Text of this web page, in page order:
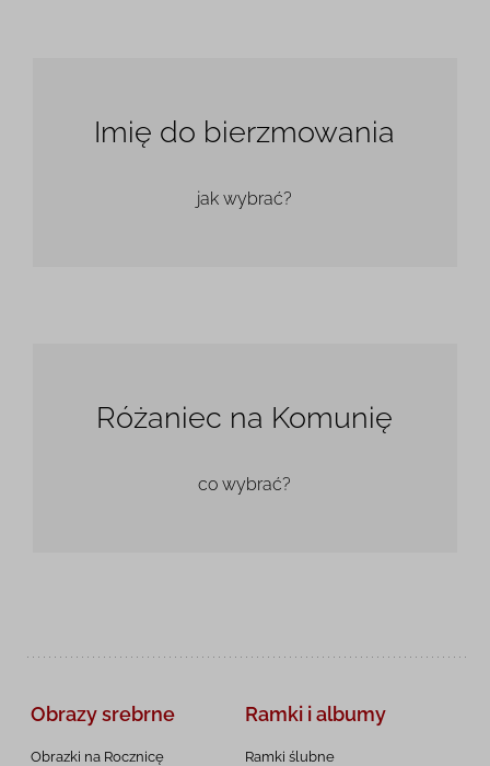
Imię do bierzmowania
jak wybrać?
Różaniec na Komunię
co wybrać?
Obrazy srebrne
Obrazki na Rocznicę
Ramki i albumy
Ramki ślubne